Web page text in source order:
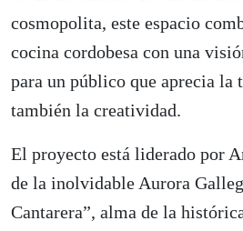
cosmopolita, este espacio
cocina cordobesa con una
para un público que aprecia la
también la creatividad.
El proyecto está liderado por
de la inolvidable Aurora
Cantarera”, alma de la